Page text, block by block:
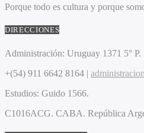
Porque todo es cultura y porque
DIRECCIONES
Administración: Uruguay 1371 5° P.
+(54) 911 6642 8164 |
Estudios: Guido 1566.
C1016ACG. CABA. República